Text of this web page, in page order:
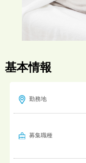
基本情報
勤務地
募集職種